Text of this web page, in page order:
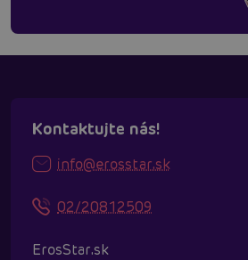
Kontaktujte nás!
info@erosstar.sk
02/20812509
ErosStar.sk